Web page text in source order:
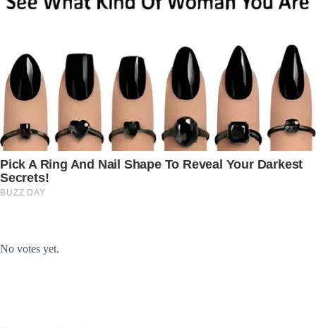
No votes yet.